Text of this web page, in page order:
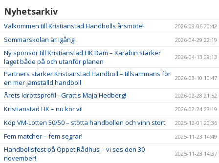
Nyhetsarkiv
Välkommen till Kristianstad Handbolls årsmöte! 2026-08-06 20:42
Sommarskolan är igång! 2026-04-29 22:19
Ny sponsor till Kristianstad HK Dam – Karabin stärker
laget både på och utanför planen
2026-04-13 09:13
Partners stärker Kristianstad Handboll – tillsammans för
en mer jämställd handboll
2026-03-10 10:47
Årets Idrottsprofil - Grattis Maja Hedberg! 2026-02-28 21:52
Kristianstad HK – nu kör vi! 2026-02-24 23:19
Köp VM-Lotten 50/50 – stötta handbollen och vinn stort 2025-12-01 20:36
Fem matcher – fem segrar! 2025-11-23 14:49
Handbollsfest på Öppet Rådhus – vi ses den 30
november!
2025-11-23 14:37